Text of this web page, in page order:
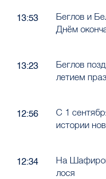
13:53
Беглов и
Днём
13:23
Беглов
летием
12:56
С 1
истории
12:34
На
лося